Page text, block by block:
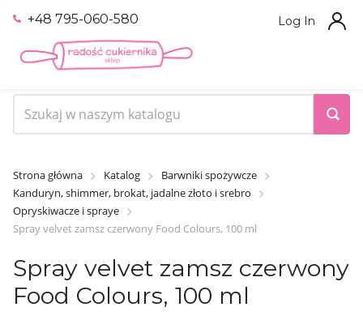
+48 795-060-580 Log In
Strona główna Katalog
Barwniki spożywcze
Kanduryn, shimmer, brokat, jadalne złoto i srebro
Opryskiwacze i spraye
Spray velvet zamsz czerwony Food Colours, 100 ml
Spray velvet zamsz czerwony
Food Colours, 100 ml